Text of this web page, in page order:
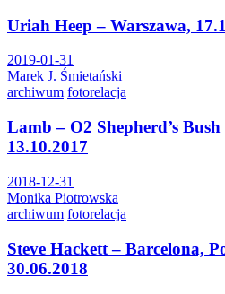
Uriah Heep – Warszawa,
2019-01-31
Marek J. Śmietański
archiwum fotorelacja
Lamb – O2 Shepherd’s
13.10.2017
2018-12-31
Monika Piotrowska
archiwum fotorelacja
Steve Hackett – Barcelona,
30.06.2018